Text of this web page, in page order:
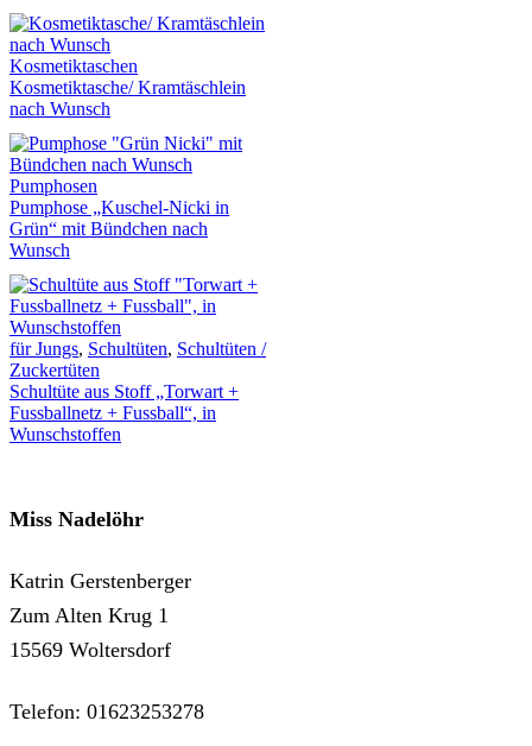
Kosmetiktaschen
Kosmetiktasche/ Kramtäschlein
nach Wunsch
Pumphosen
Pumphose „Kuschel-Nicki in
Grün“ mit Bündchen nach
Wunsch
für Jungs, Schultüten, Schultüten /
Zuckertüten
Schultüte aus Stoff „Torwart +
Fussballnetz + Fussball“, in
Wunschstoffen
Miss Nadelöhr
Katrin Gerstenberger
Zum Alten Krug 1
15569 Woltersdorf
Telefon: 01623253278